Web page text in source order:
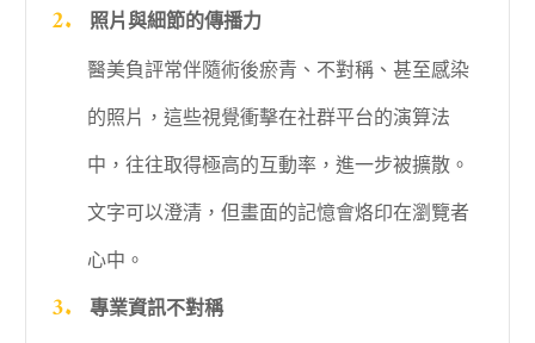
照片與細節的傳播力
醫美負評常伴隨術後瘀青、不對稱、甚至感染
的照片，這些視覺衝擊在社群平台的演算法
中，往往取得極高的互動率，進一步被擴散。
文字可以澄清，但畫面的記憶會烙印在瀏覽者
心中。
專業資訊不對稱